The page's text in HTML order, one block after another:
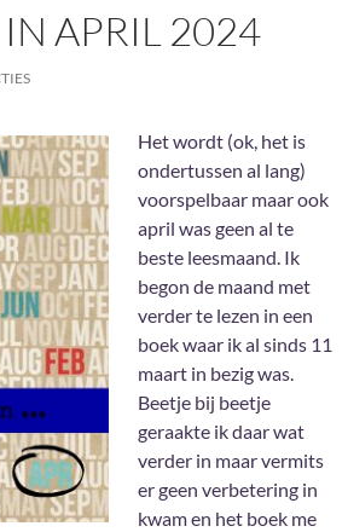
APRIL 2024
Het wordt (ok, het is
ondertussen al lang)
voorspelbaar maar ook
april was geen al te
beste leesmaand. Ik
begon de maand met
verder te lezen in een
boek waar ik al sinds 11
maart in bezig was.
Beetje bij beetje
geraakte ik daar wat
verder in maar vermits
er geen verbetering in
kwam en het boek me